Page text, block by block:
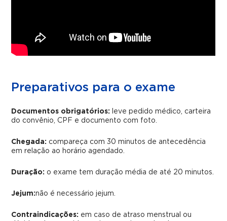
Preparativos para o exame
Documentos obrigatórios:
leve pedido médico, carteira
do convênio, CPF e documento com foto.
Chegada: compareça com 30 minutos de antecedência
em relação ao horário agendado.
Duração: o exame tem duração média de até 20 minutos.
Jejum:não é necessário jejum.
Contraindicações: em caso de atraso menstrual ou